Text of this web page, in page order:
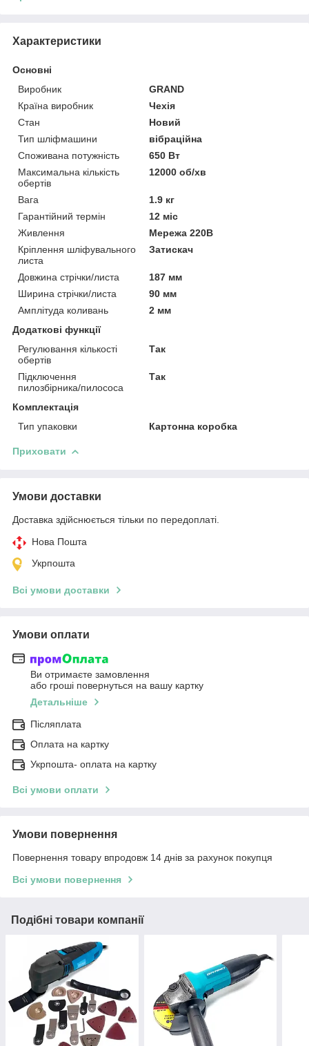
Характеристики
Основні
Виробник
GRAND
Країна виробник
Чехія
Стан
Новий
Тип шліфмашини
вібраційна
Споживана потужність
650 Вт
Максимальна кількість
обертів
12000 об/хв
Вага
1.9 кг
Гарантійний термін
12 міс
Живлення
Мережа 220В
Кріплення шліфувального
листа
Затискач
Довжина стрічки/листа
187 мм
Ширина стрічки/листа
90 мм
Амплітуда коливань
2 мм
Додаткові функції
Регулювання кількості
обертів
Так
Підключення
пилозбірника/пилососа
Так
Комплектація
Тип упаковки
Картонна коробка
Приховати
Умови доставки
Доставка здійснюється тільки по передоплаті.
Нова Пошта
Укрпошта
Всі умови доставки
Умови оплати
Ви отримаєте замовлення
або гроші повернуться на вашу картку
Детальніше
Післяплата
Оплата на картку
Укрпошта- оплата на картку
Всі умови оплати
Умови повернення
Повернення товару впродовж 14 днів за рахунок покупця
Всі умови повернення
Подібні товари компанії